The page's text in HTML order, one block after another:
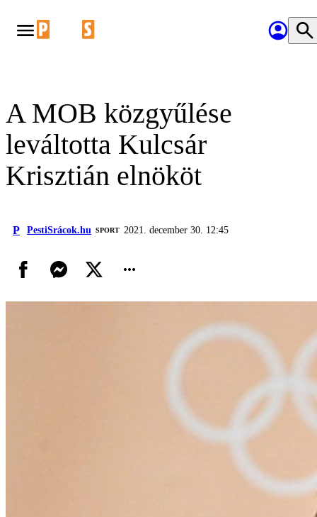
A MOB közgyűlése
leváltotta Kulcsár
Krisztián elnököt
P PestiSrácok.hu SPORT 2021. december 30. 12:45